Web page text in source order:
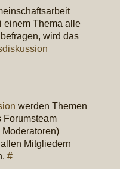
einem Thema alle
wird das
werden Themen
Forumsteam
Mitgliedern
#